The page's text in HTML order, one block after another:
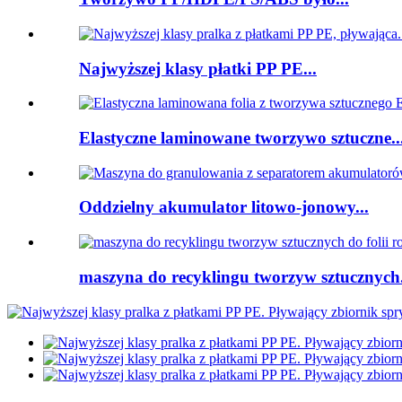
Najwyższej klasy płatki PP PE...
Elastyczne laminowane tworzywo
Oddzielny akumulator litowo-jonowy...
maszyna do recyklingu tworzyw